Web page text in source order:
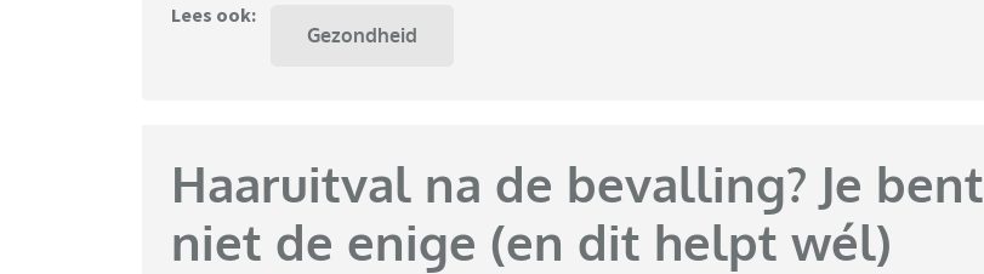
Lees ook:
Gezondheid
Haaruitval na de bevalling? Je bent
niet de enige (en dit helpt wél)